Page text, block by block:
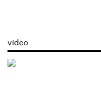
vídeo